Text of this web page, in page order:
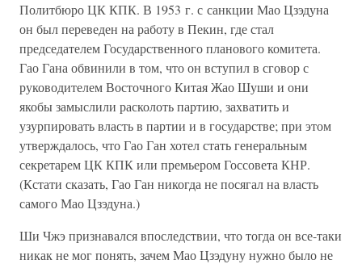
Политбюро ЦК КПК. В 1953 г. с санкции Мао Цзэдуна
он был переведен на работу в Пекин, где стал
председателем Государственного планового комитета.
Гао Гана обвинили в том, что он вступил в сговор с
руководителем Восточного Китая Жао Шуши и они
якобы замыслили расколоть партию, захватить и
узурпировать власть в партии и в государстве; при этом
утверждалось, что Гао Ган хотел стать генеральным
секретарем ЦК КПК или премьером Госсовета КНР.
(Кстати сказать, Гао Ган никогда не посягал на власть
самого Мао Цзэдуна.)
Ши Чжэ признавался впоследствии, что тогда он все-таки
никак не мог понять, зачем Мао Цзэдуну нужно было не